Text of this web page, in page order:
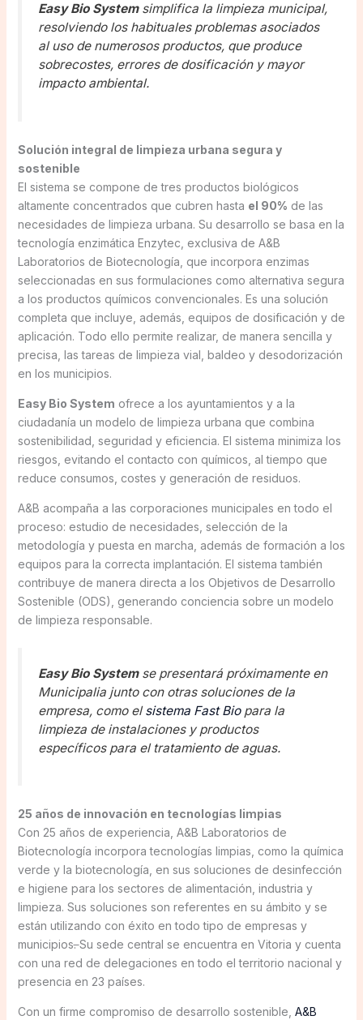
Easy Bio Systemsimplifica la limpieza municipal,
resolviendo los habituales problemas asociados
al uso de numerosos productos, que produce
sobrecostes, errores de dosificación y mayor
impacto ambiental.
Solución integral de limpieza urbana segura y
sostenible
El sistema se compone de tres productos biológicos
altamente concentrados que cubren hasta el 90% de las
necesidades de limpieza urbana. Su desarrollo se basa en la
tecnología enzimática Enzytec, exclusiva de A&B
Laboratorios de Biotecnología, que incorpora enzimas
seleccionadas en sus formulaciones como alternativa segura
a los productos químicos convencionales. Es una solución
completa que incluye, además, equipos de dosificación y de
aplicación. Todo ello permite realizar, de manera sencilla y
precisa, las tareas de limpieza vial, baldeo y desodorización
en los municipios.
Easy Bio System ofrece a los ayuntamientos y a la
ciudadanía un modelo de limpieza urbana que combina
sostenibilidad, seguridad y eficiencia. El sistema minimiza los
riesgos, evitando el contacto con químicos, al tiempo que
reduce consumos, costes y generación de residuos.
A&B acompaña a las corporaciones municipales en todo el
proceso: estudio de necesidades, selección de la
metodología y puesta en marcha, además de formación a los
equipos para la correcta implantación. El sistema también
contribuye de manera directa a los Objetivos de Desarrollo
Sostenible (ODS), generando conciencia sobre un modelo
de limpieza responsable.
Easy Bio Systemse presentará próximamente en
Municipalia junto con otras soluciones de la
empresa, como elsistema Fast Biopara la
limpieza de instalaciones y productos
específicos para el tratamiento de aguas.
25 años de innovación en tecnologías limpias
Con 25 años de experiencia, A&B Laboratorios de
Biotecnología incorpora tecnologías limpias, como la química
verde y la biotecnología, en sus soluciones de desinfección
e higiene para los sectores de alimentación, industria y
limpieza. Sus soluciones son referentes en su ámbito y se
están utilizando con éxito en todo tipo de empresas y
municipios.Su sede central se encuentra en Vitoria y cuenta
con una red de delegaciones en todo el territorio nacional y
presencia en 23 países.
Con un firme compromiso de desarrollo sostenible, A&B